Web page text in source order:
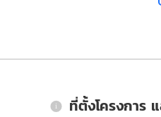
ที่ตั้งโครงการ